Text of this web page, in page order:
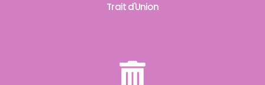
Trait d'Union